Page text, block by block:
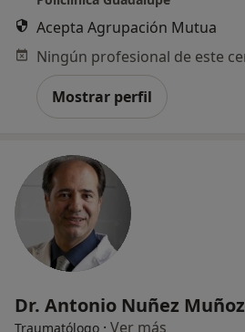
Acepta Agrupación Mutua
Mostrar perfil
Dr. Antonio Nuñez Muñoz
Traumatólogo · Ver más